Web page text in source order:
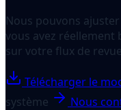
Nous pouvons
vous avez réellement
sur votre flux de
Télécharger le
système
Nous